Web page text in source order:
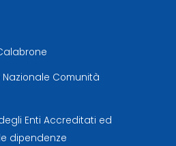
Comunità
Enti Accreditati ed
dipendenze